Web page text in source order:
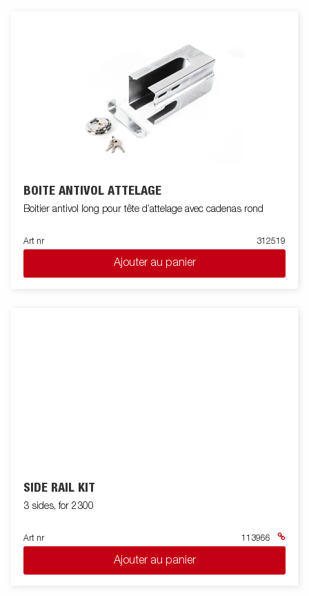
BOITE ANTIVOL ATTELAGE
Boitier antivol long pour tête d’attelage avec cadenas rond
Art nr 312519
Ajouter au panier
SIDE RAIL KIT
3 sides, for 2300
Art nr 113966
Ajouter au panier